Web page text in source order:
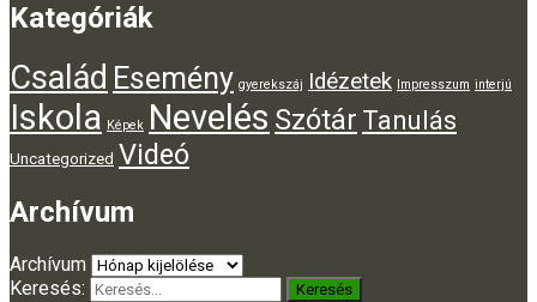
Kategóriák
Család Esemény gyerekszáj Idézetek Impresszum interjú
Iskola Képek Nevelés Szótár Tanulás
Uncategorized Videó
Archívum
Archívum
Keresés: